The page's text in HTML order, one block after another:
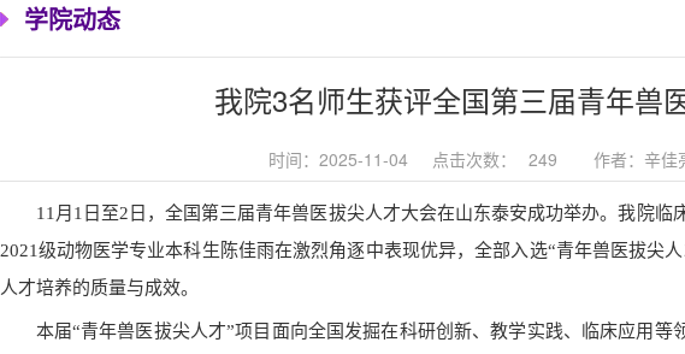
学院动态
我院3名师生获评全国第三届青年兽
时间：2025-11-04 点击次数： 249 作者：辛佳
11月1日至2日，全国第三届青年兽医拔尖人才大会在山东泰安成功举办。我院
2021级动物医学专业本科生陈佳雨在激烈角逐中表现优异，全部入选“青年兽医拔尖
人才培养的质量与成效。
本届“青年兽医拔尖人才”项目面向全国发掘在科研创新、教学实践、临床应用